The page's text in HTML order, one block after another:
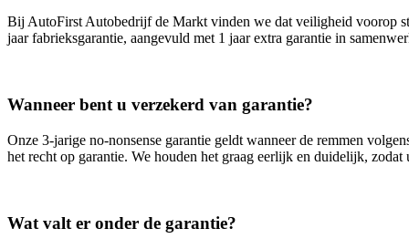
Bij AutoFirst Autobedrijf de Markt vinden we dat veiligheid voorop
jaar fabrieksgarantie, aangevuld met 1 jaar extra garantie in
Wanneer bent u verzekerd van garantie?
Onze 3‑jarige no‑nonsense garantie geldt wanneer de remmen
het recht op garantie. We houden het graag eerlijk en duidelijk, zodat
Wat valt er onder de garantie?